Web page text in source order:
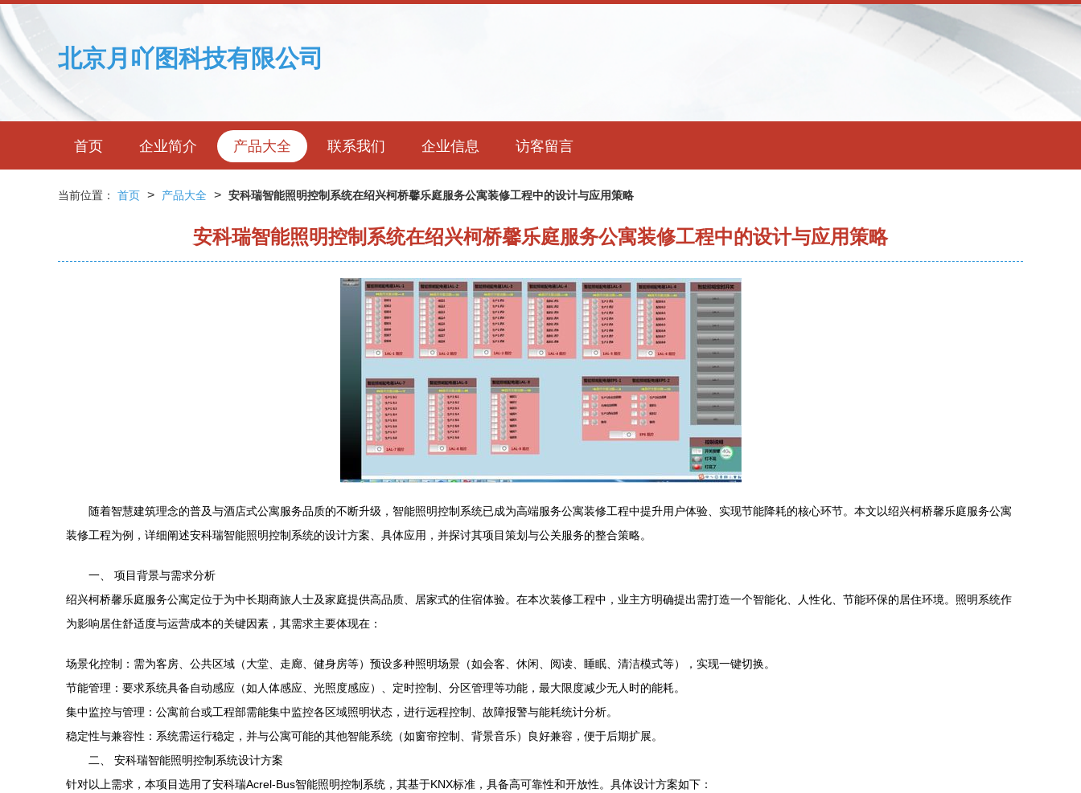
北京月吖图科技有限公司
首页 企业简介 产品大全 联系我们 企业信息 访客留言
当前位置： 首页 > 产品大全 > 安科瑞智能照明控制系统在绍兴柯桥馨乐庭服务公寓装修工程中的设计与应用策略
安科瑞智能照明控制系统在绍兴柯桥馨乐庭服务公寓装修工程中的设计与应用策略
随着智慧建筑理念的普及与酒店式公寓服务品质的不断升级，智能照明控制系统已成为高端服务公寓装修工程中提升用户体验、实现节能降耗的核心环节。本文以绍兴柯桥馨乐庭服务公寓
装修工程为例，详细阐述安科瑞智能照明控制系统的设计方案、具体应用，并探讨其项目策划与公关服务的整合策略。
一、 项目背景与需求分析
绍兴柯桥馨乐庭服务公寓定位于为中长期商旅人士及家庭提供高品质、居家式的住宿体验。在本次装修工程中，业主方明确提出需打造一个智能化、人性化、节能环保的居住环境。照明系统作
为影响居住舒适度与运营成本的关键因素，其需求主要体现在：
场景化控制：需为客房、公共区域（大堂、走廊、健身房等）预设多种照明场景（如会客、休闲、阅读、睡眠、清洁模式等），实现一键切换。
节能管理：要求系统具备自动感应（如人体感应、光照度感应）、定时控制、分区管理等功能，最大限度减少无人时的能耗。
集中监控与管理：公寓前台或工程部需能集中监控各区域照明状态，进行远程控制、故障报警与能耗统计分析。
稳定性与兼容性：系统需运行稳定，并与公寓可能的其他智能系统（如窗帘控制、背景音乐）良好兼容，便于后期扩展。
二、 安科瑞智能照明控制系统设计方案
针对以上需求，本项目选用了安科瑞Acrel-Bus智能照明控制系统，其基于KNX标准，具备高可靠性和开放性。具体设计方案如下：